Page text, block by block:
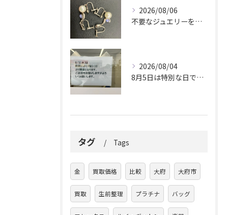
2026/08/06
不要なジュエリーを眠らせていませんか？
2026/08/04
8月5日は特別な日です。
タグ Tags
金 買取価格 比較 大府 大府市
買取 生前整理 プラチナ バッグ